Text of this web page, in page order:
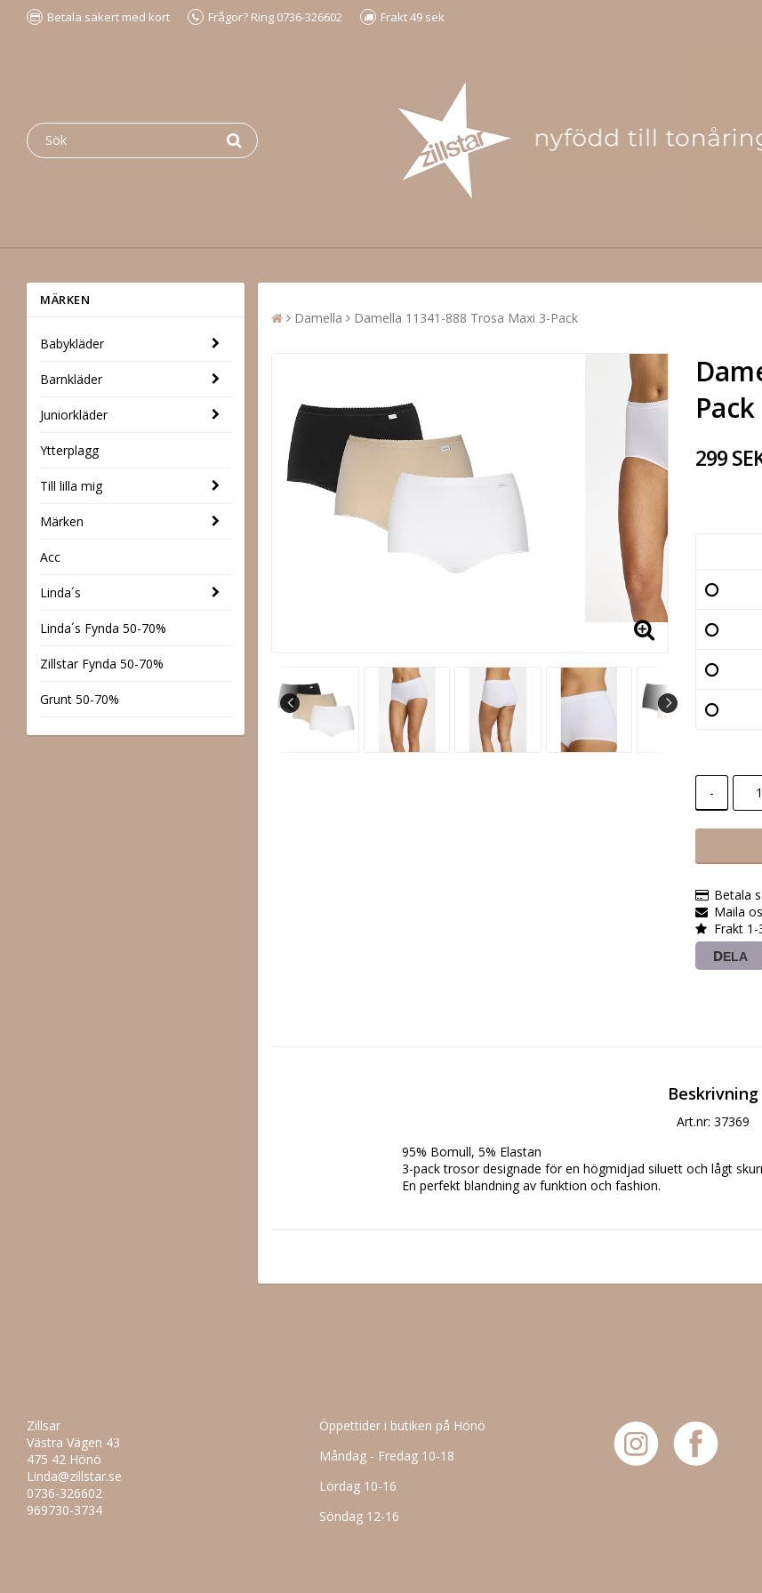
Betala säkert med kort Frågor? Ring 0736-326602 Frakt 49 sek
MÄRKEN
Babykläder
Barnkläder
Juniorkläder
Ytterplagg
Till lilla mig
Märken
Acc
Linda´s
Linda´s Fynda 50-70%
Zillstar Fynda 50-70%
Grunt 50-70%
Damella Damella 11341-888 Trosa Maxi 3-Pack
Pack
299
-
Betala
Maila
Frakt
DELA
Beskrivning
Art.nr: 37369
95% Bomull, 5% Elastan
3-pack trosor designade för en högmidjad siluett och lågt
En perfekt blandning av funktion och fashion.
Zillsar
Västra Vägen 43
475 42 Hönö
Linda@zillstar.se
0736-326602
969730-3734
Öppettider i butiken på Hönö
Måndag - Fredag 10-18
Lördag 10-16
Söndag 12-16